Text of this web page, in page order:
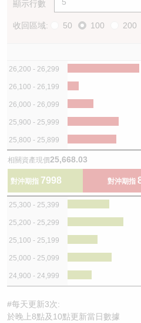
顯示行數
收回區域: 50 100 200
26,200 - 26,299
26,100 - 26,199
26,000 - 26,099
25,900 - 25,999
25,800 - 25,899
相關資產現價25,668.03
對沖期指 7998 對沖期指
25,300 - 25,399
25,200 - 25,299
25,100 - 25,199
25,000 - 25,099
24,900 - 24,999
#每天更新3次:
於晚上8點及10點更新當日數據